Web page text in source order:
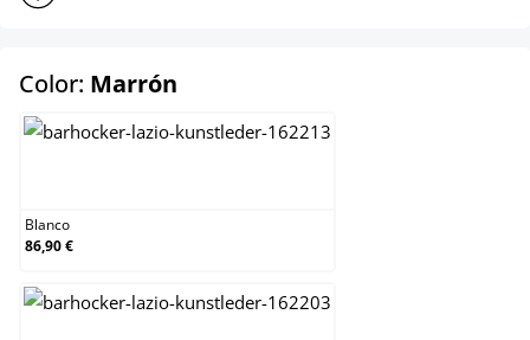
Color: Marrón
Blanco
86,90 €